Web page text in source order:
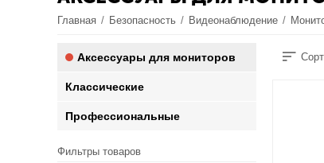
Главная / Безопасность / Видеонаблюдение /
Аксессуары для мониторов
Классические
Профессиональные
Фильтры товаров